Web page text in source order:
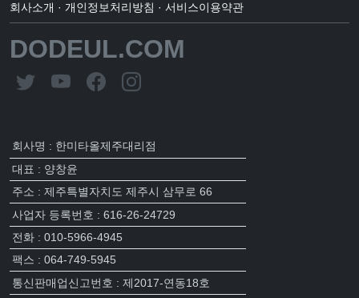
회사소개 · 개인정보처리방침 · 서비스이용약관
DODEUL.COM
회사명 : 한미타올제주대리점
대표 : 양창윤
주소 : 제주특별자치도 제주시 삼무로 66
사업자 등록번호 : 616-26-24729
전화 : 010-5966-4945
팩스 : 064-749-5945
통신판매업신고번호 : 제2017-연동18호